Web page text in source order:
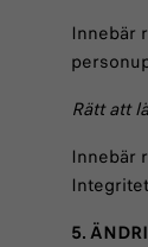
Innebär
Rätt att
Innebär
5.